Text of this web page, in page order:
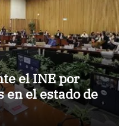
el INE por
en el estado de